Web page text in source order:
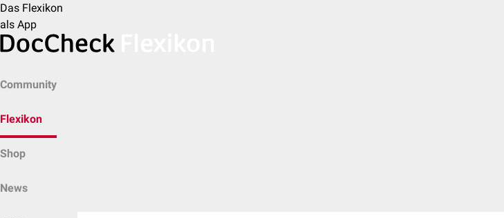
Das Flexikon
als App
Community
Flexikon
Shop
News